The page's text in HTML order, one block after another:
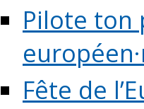
Pilote ton
Fête de